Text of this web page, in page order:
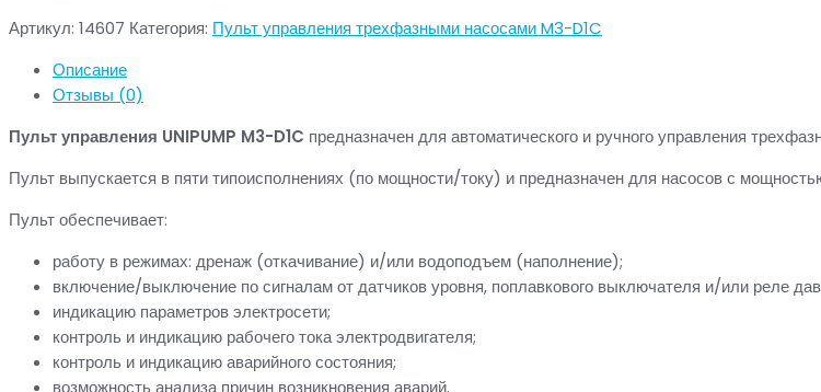
Артикул: 14607 Категория: Пульт управления трехфазными насосами M3-D1C
Описание
Отзывы (0)
Пульт управления UNIPUMP M3-D1C предназначен для автоматического и ручного управления
Пульт выпускается в пяти типоисполнениях (по мощности/току) и предназначен для насосов с
Пульт обеспечивает:
работу в режимах: дренаж (откачивание) и/или водоподъем (наполнение);
включение/выключение по сигналам от датчиков уровня, поплавкового выключателя и/или реле
индикацию параметров электросети;
контроль и индикацию рабочего тока электродвигателя;
контроль и индикацию аварийного состояния;
возможность анализа причин возникновения аварий.